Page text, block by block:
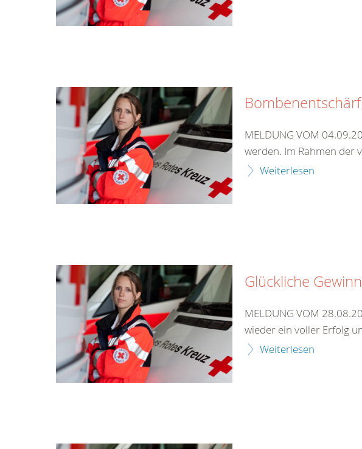
MELDUNG VOM
werden. Im Rahmen der
Weiterlesen
Glückliche
MELDUNG VOM
wieder ein voller Erfolg
Weiterlesen